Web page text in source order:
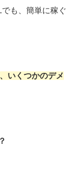
も、簡単に稼ぐ
いくつかのデメ